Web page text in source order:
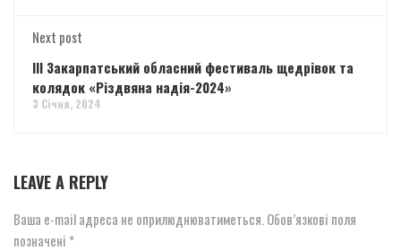
Next post
ІІІ Закарпатський обласний фестиваль щедрівок та
колядок «Різдвяна надія-2024»
3 Січня, 2024
LEAVE A REPLY
Ваша e-mail адреса не оприлюднюватиметься. Обов’язкові поля
позначені *